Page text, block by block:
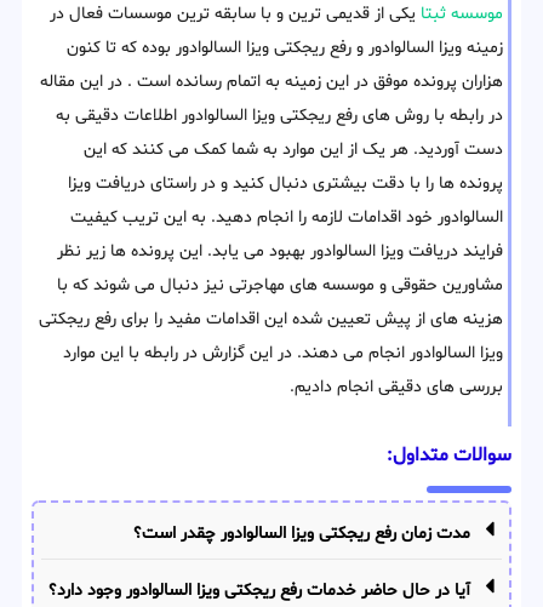
موسسه ثبتا یکی از قدیمی ترین و با سابقه ترین موسسات فعال در
زمینه ویزا السالوادور و رفع ریجکتی ویزا السالوادور بوده که تا کنون
هزاران پرونده موفق در این زمینه به اتمام رسانده است . در این مقاله
در رابطه با روش های رفع ریجکتی ویزا السالوادور اطلاعات دقیقی به
دست آوردید. هر یک از این موارد به شما کمک می کنند که این
پرونده ها را با دقت بیشتری دنبال کنید و در راستای دریافت ویزا
السالوادور خود اقدامات لازمه را انجام دهید. به این تریب کیفیت
فرایند دریافت ویزا السالوادور بهبود می یابد. این پرونده ها زیر نظر
مشاورین حقوقی و موسسه های مهاجرتی نیز دنبال می شوند که با
هزینه های از پیش تعیین شده این اقدامات مفید را برای رفع ریجکتی
ویزا السالوادور انجام می دهند. در این گزارش در رابطه با این موارد
بررسی های دقیقی انجام دادیم.
سوالات متداول:
مدت زمان رفع ریجکتی ویزا السالوادور چقدر است؟
آیا در حال حاضر خدمات رفع ریجکتی ویزا السالوادور وجود دارد؟